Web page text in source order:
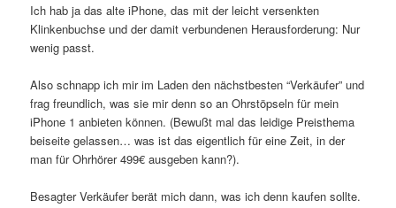
Ich hab ja das alte iPhone, das mit der leicht versenkten
Klinkenbuchse und der damit verbundenen Herausforderung: Nur
wenig passt.
Also schnapp ich mir im Laden den nächstbesten “Verkäufer” und
frag freundlich, was sie mir denn so an Ohrstöpseln für mein
iPhone 1 anbieten können. (Bewußt mal das leidige Preisthema
beiseite gelassen… was ist das eigentlich für eine Zeit, in der
man für Ohrhörer 499€ ausgeben kann?).
Besagter Verkäufer berät mich dann, was ich denn kaufen sollte.